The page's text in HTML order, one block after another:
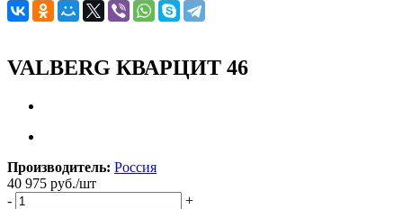
VALBERG КВАРЦИТ 46
Производитель: Россия
40 975 руб./шт
-
+